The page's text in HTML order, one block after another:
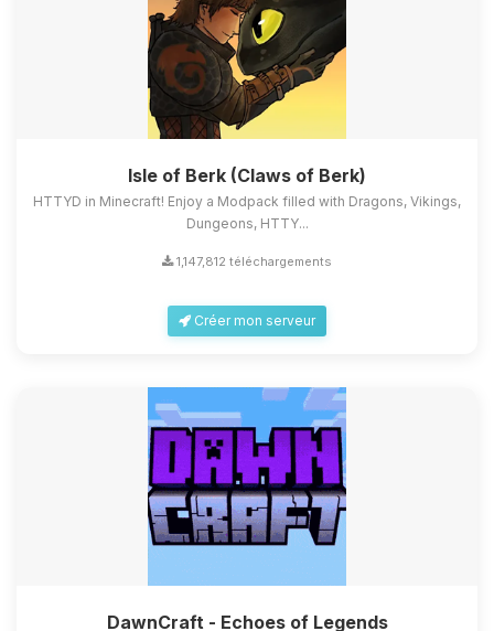
Isle of Berk (Claws of Berk)
HTTYD in Minecraft! Enjoy a Modpack filled with Dragons, Vikings,
Dungeons, HTTY...
1,147,812 téléchargements
Créer mon serveur
DawnCraft - Echoes of Legends